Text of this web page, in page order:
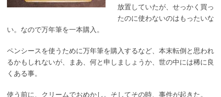
放置していたが、せっかく買っ
たのに使わないのはもったいな
い。なので万年筆を一本購入。
ペンシースを使うために万年筆を購入するなど、本末転倒と思われ
るかもしれないが、まあ、何と申しましょうか、世の中には稀に良
くある事。
使う前に、クリームでおめかし。そしてその時、事件が起きた。